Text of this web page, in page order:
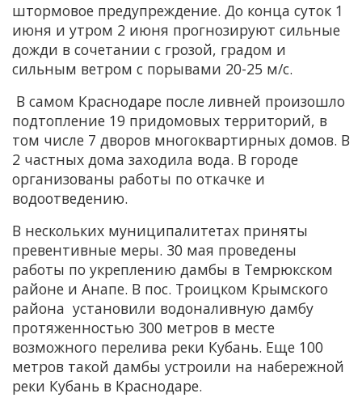
штормовое предупреждение. До конца суток 1
июня и утром 2 июня прогнозируют сильные
дожди в сочетании с грозой, градом и
сильным ветром с порывами 20-25 м/с.
В самом Краснодаре после ливней произошло
подтопление 19 придомовых территорий, в
том числе 7 дворов многоквартирных домов. В
2 частных дома заходила вода. В городе
организованы работы по откачке и
водоотведению.
В нескольких муниципалитетах приняты
превентивные меры. 30 мая проведены
работы по укреплению дамбы в Темрюкском
районе и Анапе. В пос. Троицком Крымского
района установили водоналивную дамбу
протяженностью 300 метров в месте
возможного перелива реки Кубань. Еще 100
метров такой дамбы устроили на набережной
реки Кубань в Краснодаре.